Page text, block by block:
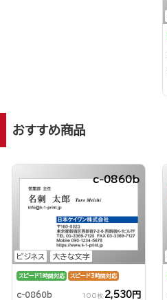
おすすめ商品
ビジネス 大きな文字
c-0860b
スピード1時間対応 スピード3時間対応
c-0860b 100枚 2,530円